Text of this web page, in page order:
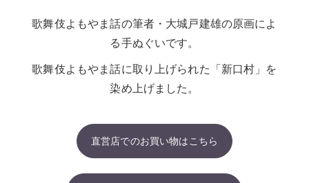
歌舞伎よもやま話の筆者・大城戸建雄の原画によ
る手ぬぐいです。
歌舞伎よもやま話に取り上げられた「新口村」を
染め上げました。
直営店でのお買い物はこちら